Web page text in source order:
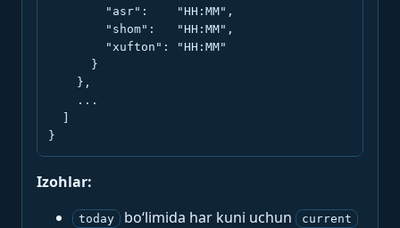
        "asr":    "HH:MM",
        "shom":   "HH:MM",
        "xufton": "HH:MM"
      }
    },
    ...
}
Izohlar:
today bo‘limida har kuni uchun current